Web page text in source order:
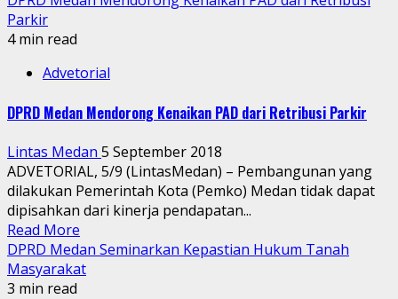
Parkir
4 min read
Advetorial
DPRD Medan Mendorong Kenaikan PAD dari Retribusi Parkir
Lintas Medan 5 September 2018
ADVETORIAL, 5/9 (LintasMedan) – Pembangunan yang
dilakukan Pemerintah Kota (Pemko) Medan tidak dapat
dipisahkan dari kinerja pendapatan...
Read More
DPRD Medan Seminarkan Kepastian Hukum Tanah
Masyarakat
3 min read